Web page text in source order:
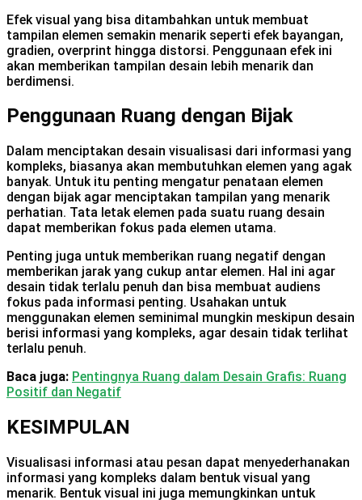
Efek visual yang bisa ditambahkan untuk membuat
tampilan elemen semakin menarik seperti efek bayangan,
gradien, overprint hingga distorsi. Penggunaan efek ini
akan memberikan tampilan desain lebih menarik dan
berdimensi.
Penggunaan Ruang dengan Bijak
Dalam menciptakan desain visualisasi dari informasi yang
kompleks, biasanya akan membutuhkan elemen yang agak
banyak. Untuk itu penting mengatur penataan elemen
dengan bijak agar menciptakan tampilan yang menarik
perhatian. Tata letak elemen pada suatu ruang desain
dapat memberikan fokus pada elemen utama.
Penting juga untuk memberikan ruang negatif dengan
memberikan jarak yang cukup antar elemen. Hal ini agar
desain tidak terlalu penuh dan bisa membuat audiens
fokus pada informasi penting. Usahakan untuk
menggunakan elemen seminimal mungkin meskipun desain
berisi informasi yang kompleks, agar desain tidak terlihat
terlalu penuh.
Baca juga: Pentingnya Ruang dalam Desain Grafis: Ruang
Positif dan Negatif
KESIMPULAN
Visualisasi informasi atau pesan dapat menyederhanakan
informasi yang kompleks dalam bentuk visual yang
menarik. Bentuk visual ini juga memungkinkan untuk